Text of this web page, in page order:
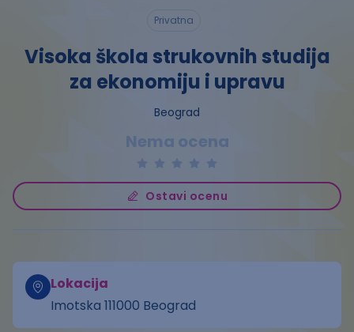
Privatna
Visoka škola strukovnih studija
za ekonomiju i upravu
Beograd
Nema ocena
Ostavi ocenu
Lokacija
Imotska 111000 Beograd